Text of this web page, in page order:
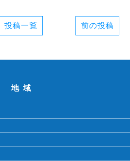
投稿一覧 前の投稿
地域